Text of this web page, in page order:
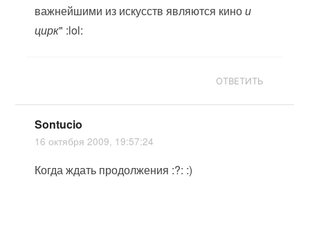
важнейшими из искусств являются кинои
цирк" :lol:
ОТВЕТИТЬ
Sontucio
16 октября 2009, 19:57:24
Когда ждать продолжения :?: :)